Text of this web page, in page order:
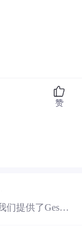
赞